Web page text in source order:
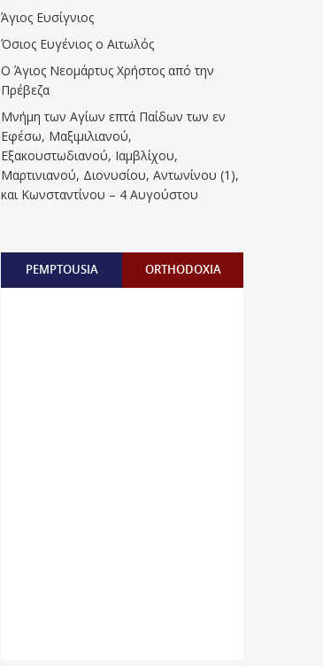
Άγιος Ευσίγνιος
Όσιος Ευγένιος ο Αιτωλός
Ο Άγιος Νεομάρτυς Χρήστος από την
Πρέβεζα
Μνήμη των Aγίων επτά Παίδων των εν
Eφέσω, Mαξιμιλιανού,
Eξακουστωδιανού, Iαμβλίχου,
Mαρτινιανού, Διονυσίου, Aντωνίνου (1),
και Kωνσταντίνου – 4 Αυγούστου
PEMPTOUSIA ORTHODOXIA